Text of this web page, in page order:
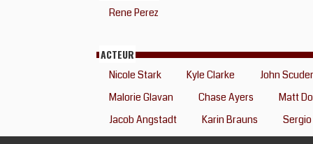
Rene Perez
ACTEUR
Nicole Stark Kyle Clarke
John
Malorie Glavan
Chase Ayers
Matt
Jacob Angstadt
Karin Brauns